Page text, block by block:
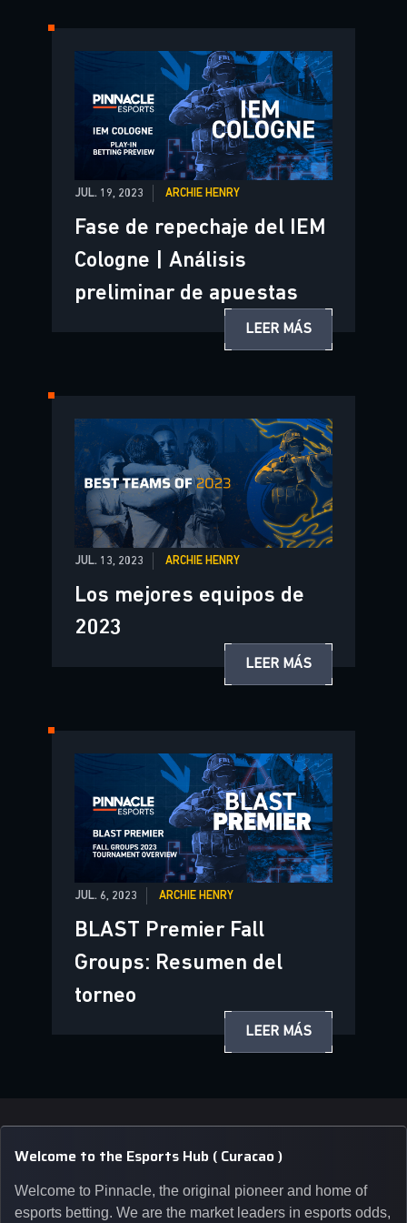
JUL. 19, 2023 ARCHIE HENRY
Fase de repechaje del IEM
Cologne | Análisis
preliminar de apuestas
LEER MÁS
JUL. 13, 2023 ARCHIE HENRY
Los mejores equipos de
2023
LEER MÁS
JUL. 6, 2023 ARCHIE HENRY
BLAST Premier Fall
Groups: Resumen del
torneo
LEER MÁS
Welcome to the Esports Hub ( Curacao )
Welcome to Pinnacle, the original pioneer and home of
esports betting. We are the market leaders in esports odds,